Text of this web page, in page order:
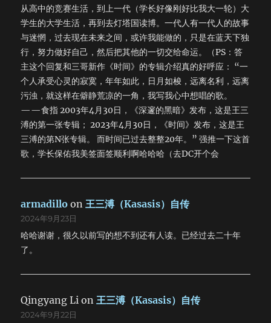
从高中的竞赛生活，到上一代（学长好像刚好比我大一轮）大
学生的大学生活，再到去灯塔国读博。一代人有一代人的故事
与迷惘，过去现在未来之间，或许我能做的，只是在蓝天下独
行，努力做好自己，然后把其他的一切交给命运。（PS：答
主这个回复和三哥新作《时间》的专辑介绍真的好呼应： “一
个人承受心灵的寂寞，年年如此，日月如梭，远离名利，远离
污浊，就这样在僻静荒凉的一角，我写我心中想唱的歌。
——食指 2003年4月30日，《深邃的黑暗》发布，这是王三
溥的第一张专辑； 2023年4月30日，《时间》发布，这是王
三溥的第N张专辑。 而时间已过去整整20年。” 强推一下这首
歌，学长保佑我美签面签顺利啊哈哈哈（去DC开个会
armadillo on王三溥（Kasasis）自传
2024年9月23日
哈哈谢谢，很久以前写的想不到还有人读。已经过去二十年
了。
Qingyang Li on王三溥（Kasasis）自传
2024年9月22日